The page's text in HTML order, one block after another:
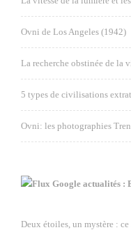
Ovni de Los Angeles (1942)
La recherche obstinée de la
5 types de civilisations
Ovni: les photographies
Google actualités :
Deux étoiles, un mystère :